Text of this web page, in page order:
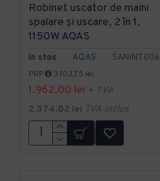
In stoc AQAS SANINT006
Robinet uscator de maini
spalare și uscare, 2 în 1,
1150W AQAS
PRP 3.103,75 lei
1.962,00 lei + TVA
2.374,02 lei TVA inclus